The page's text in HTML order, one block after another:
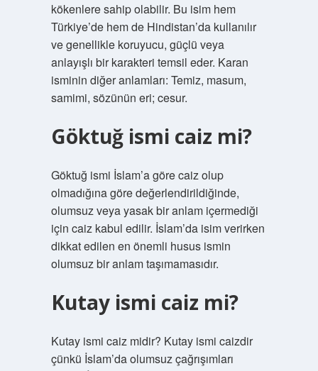
kökenlere sahip olabilir. Bu isim hem
Türkiye’de hem de Hindistan’da kullanılır
ve genellikle koruyucu, güçlü veya
anlayışlı bir karakteri temsil eder. Karan
isminin diğer anlamları: Temiz, masum,
samimi, sözünün eri; cesur.
Göktuğ ismi caiz mi?
Göktuğ ismi İslam’a göre caiz olup
olmadığına göre değerlendirildiğinde,
olumsuz veya yasak bir anlam içermediği
için caiz kabul edilir. İslam’da isim verirken
dikkat edilen en önemli husus ismin
olumsuz bir anlam taşımamasıdır.
Kutay ismi caiz mi?
Kutay ismi caiz midir? Kutay ismi caizdir
çünkü İslam’da olumsuz çağrışımları